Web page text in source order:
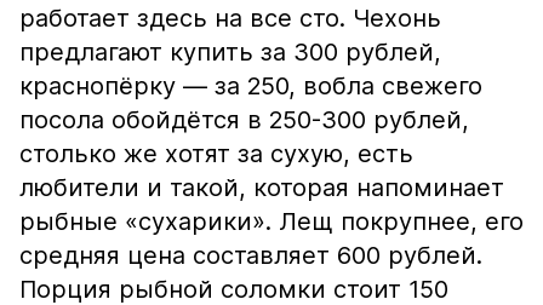
работает здесь на все сто. Чехонь
предлагают купить за 300 рублей,
краснопёрку — за 250, вобла свежего
посола обойдётся в 250-300 рублей,
столько же хотят за сухую, есть
любители и такой, которая напоминает
рыбные «сухарики». Лещ покрупнее, его
средняя цена составляет 600 рублей.
Порция рыбной соломки стоит 150